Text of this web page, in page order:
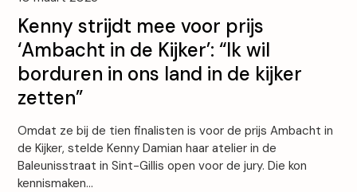
Kenny strijdt mee voor prijs
‘Ambacht in de Kijker’: “Ik wil
borduren in ons land in de kijker
zetten”
Omdat ze bij de tien finalisten is voor de prijs Ambacht in
de Kijker, stelde Kenny Damian haar atelier in de
Baleunisstraat in Sint-Gillis open voor de jury. Die kon
kennismaken…